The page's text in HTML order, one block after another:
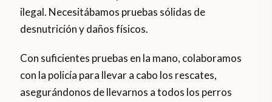
ilegal. Necesitábamos pruebas sólidas de
desnutrición y daños físicos.
Con suficientes pruebas en la mano, colaboramos
con la policía para llevar a cabo los rescates,
asegurándonos de llevarnos a todos los perros